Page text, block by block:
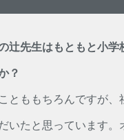
辻先生はもともと小学
？
とももちろんですが
いたと思っています